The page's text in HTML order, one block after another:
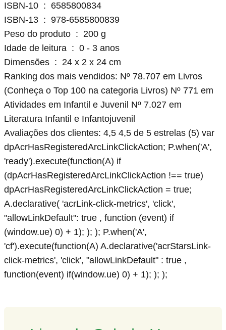
ISBN-10 ‏ : ‎ 6585800834
ISBN-13 ‏ : ‎ 978-6585800839
Peso do produto ‏ : ‎ 200 g
Idade de leitura ‏ : ‎ 0 - 3 anos
Dimensões ‏ : ‎ 24 x 2 x 24 cm
Ranking dos mais vendidos: Nº 78.707 em Livros
(Conheça o Top 100 na categoria Livros) Nº 771 em
Atividades em Infantil e Juvenil Nº 7.027 em
Literatura Infantil e Infantojuvenil
Avaliações dos clientes: 4,5 4,5 de 5 estrelas (5) var
dpAcrHasRegisteredArcLinkClickAction; P.when('A',
'ready').execute(function(A) if
(dpAcrHasRegisteredArcLinkClickAction !== true)
dpAcrHasRegisteredArcLinkClickAction = true;
A.declarative( 'acrLink-click-metrics', 'click',
"allowLinkDefault": true , function (event) if
(window.ue) 0) + 1); ); ); P.when('A',
'cf').execute(function(A) A.declarative('acrStarsLink-
click-metrics', 'click', "allowLinkDefault" : true ,
function(event) if(window.ue) 0) + 1); ); );